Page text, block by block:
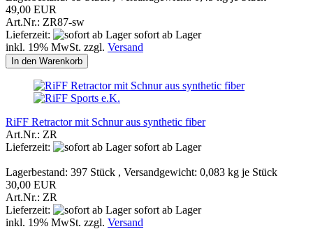
49,00 EUR
Art.Nr.: ZR87-sw
Lieferzeit:
sofort ab Lager
inkl. 19% MwSt. zzgl. Versand
In den Warenkorb
RiFF Retractor mit Schnur aus synthetic fiber
Art.Nr.: ZR
Lieferzeit:
sofort ab Lager
Lagerbestand: 397 Stück , Versandgewicht: 0,083 kg je Stück
30,00 EUR
Art.Nr.: ZR
Lieferzeit:
sofort ab Lager
inkl. 19% MwSt. zzgl. Versand